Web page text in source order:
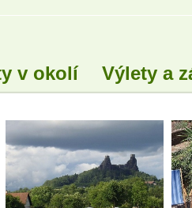
v okolí Výlety a